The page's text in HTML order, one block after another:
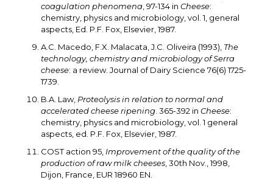
coagulation phenomena, 97-134 in Cheese:
chemistry, physics and microbiology, vol. 1, general
aspects, Ed. P.F. Fox, Elsevier, 1987.
A.C. Macedo, F.X. Malacata, J.C. Oliveira (1993), The
technology, chemistry and microbiology of Serra
cheese: a review. Journal of Dairy Science 76(6) 1725-
1739.
B.A. Law, Proteolysis in relation to normal and
accelerated cheese ripening. 365-392 in Cheese:
chemistry, physics and microbiology, vol. 1 general
aspects, ed. P.F. Fox, Elsevier, 1987.
COST action 95, Improvement of the quality of the
production of raw milk cheeses, 30th Nov., 1998,
Dijon, France, EUR 18960 EN.